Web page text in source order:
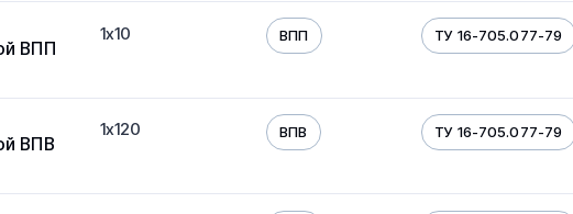
ВПП
1х10 ВПП ТУ 16-705.077-79
ВПВ
1х120 ВПВ ТУ 16-705.077-79